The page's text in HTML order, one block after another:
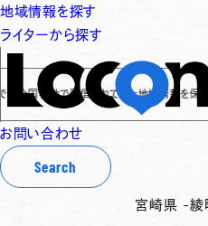
地域情報を探す
ライターから探す
お問い合わせ
Search
発信されてきた地域情報を保存・整理し、継
宮崎県 -綾